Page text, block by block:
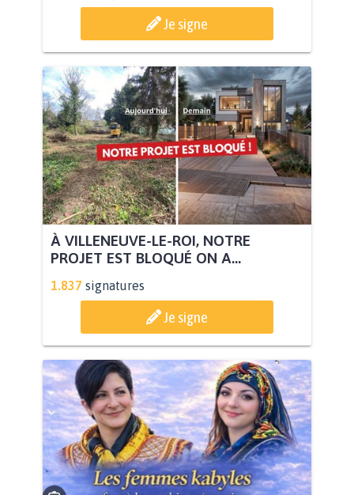
Je signe
À VILLENEUVE-LE-ROI, NOTRE
PROJET EST BLOQUÉ ON A...
1.837 signatures
Je signe